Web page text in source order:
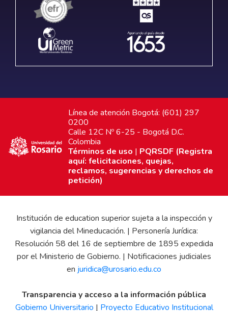
Línea de atención Bogotá: (601) 297
0200
Calle 12C Nº 6-25 - Bogotá D.C.
Colombia
Términos de uso | PQRSDF (Registra
aquí: felicitaciones, quejas,
reclamos, sugerencias y derechos de
petición)
Institución de education superior sujeta a la inspección y
vigilancia del Mineducación. | Personería Jurídica:
Resolución 58 del 16 de septiembre de 1895 expedida
por el Ministerio de Gobierno. | Notificaciones judiciales
en juridica@urosario.edu.co
Transparencia y acceso a la información pública
Gobierno Universitario | Proyecto Educativo Institucional